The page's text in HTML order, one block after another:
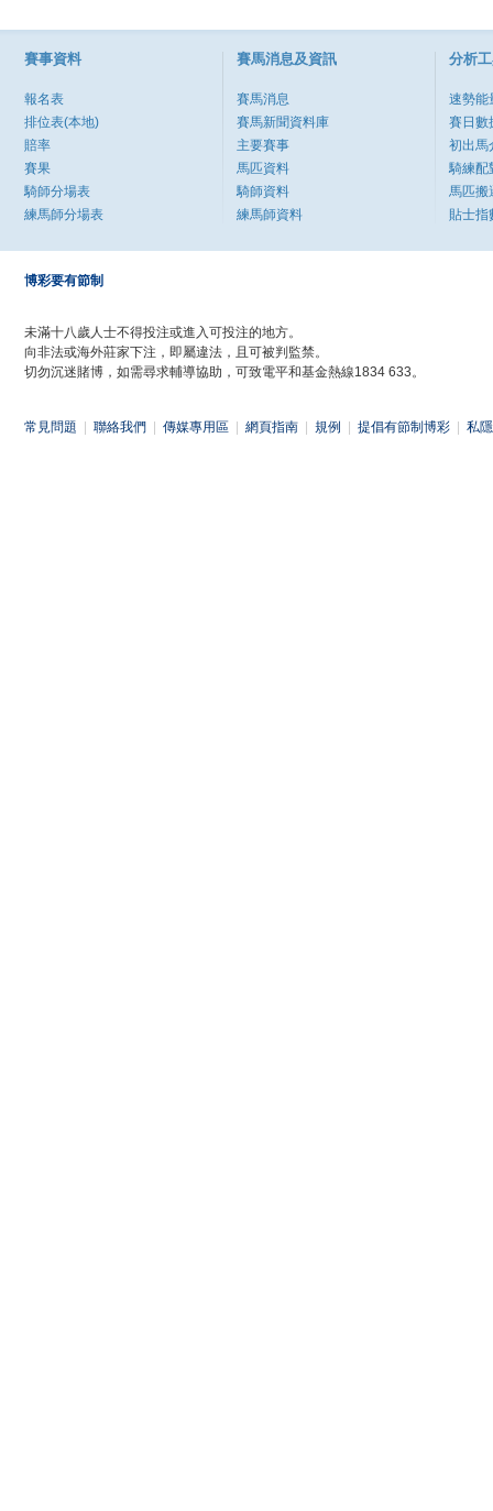
賽事資料
報名表
排位表(本地)
賠率
賽果
騎師分場表
練馬師分場表
賽馬消息及資訊
賽馬消息
賽馬新聞資料庫
主要賽事
馬匹資料
騎師資料
練馬師資料
分析
速勢能
賽日數
初出馬
騎練配
馬匹搬
貼士指
博彩要有節制
未滿十八歲人士不得投注或進入可投注的地方。
向非法或海外莊家下注，即屬違法，且可被判監禁。
切勿沉迷賭博，如需尋求輔導協助，可致電平和基金熱線1834 633。
常見問題 聯絡我們 傳媒專用區 網頁指南 規例 提倡有節制博彩 私